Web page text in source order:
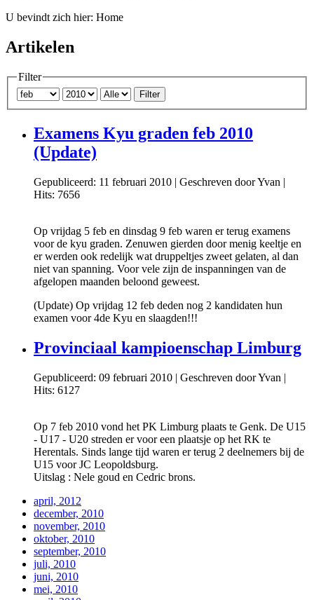
U bevindt zich hier: Home
Artikelen
Filter
Filter
Examens Kyu graden feb 2010
(Update)
Gepubliceerd: 11 februari 2010 | Geschreven door Yvan |
Hits: 7656
Op vrijdag 5 feb en dinsdag 9 feb waren er terug examens
voor de kyu graden. Zenuwen gierden door menig keeltje en
er werden ook redelijk wat druppeltjes zweet gelaten, al dan
niet van spanning. Voor vele zijn de inspanningen van de
afgelopen maanden beloond geweest.
(Update) Op vrijdag 12 feb deden nog 2 kandidaten hun
examen voor 4de Kyu en slaagden!!!
Provinciaal kampioenschap Limburg
Gepubliceerd: 09 februari 2010 | Geschreven door Yvan |
Hits: 6127
Op 7 feb 2010 vond het PK Limburg plaats te Genk. De U15
- U17 - U20 streden er voor een plaatsje op het RK te
Herentals. Sinds lange tijd waren er terug 2 deelnemers bij de
U15 voor JC Leopoldsburg.
Uitslag : Nele goud en Cedric brons.
april, 2012
december, 2010
november, 2010
oktober, 2010
september, 2010
juli, 2010
juni, 2010
mei, 2010